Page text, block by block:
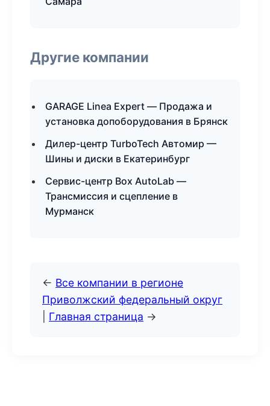
Другие компании
GARAGE Linea Expert — Продажа и
установка допоборудования в Брянск
Дилер-центр TurboTech Автомир —
Шины и диски в Екатеринбург
Сервис-центр Box AutoLab —
Трансмиссия и сцепление в
Мурманск
← Все компании в регионе
Приволжский федеральный округ
Главная страница →